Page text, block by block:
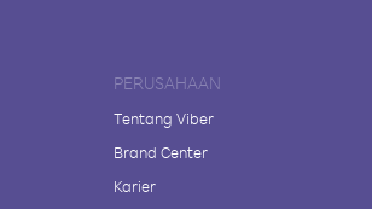
PERUSAHAAN
Tentang Viber
Brand Center
Karier